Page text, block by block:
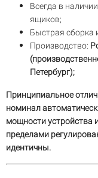
Всегда в
ящиков;
Быстрая сборка
Производство:
Петербург);
Принципиальное
номинал
мощности устройства
пределами
идентичны.